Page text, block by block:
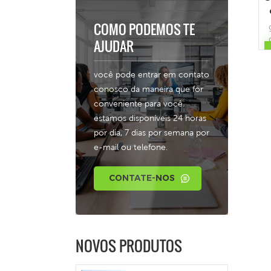
COMO PODEMOS TE
AJUDAR
você pode entrar em contato
conosco da maneira que for
conveniente para você.
estamos disponíveis 24 horas
por dia, 7 dias por semana por
e-mail ou telefone.
CONTATE-NOS
NOVOS PRODUTOS